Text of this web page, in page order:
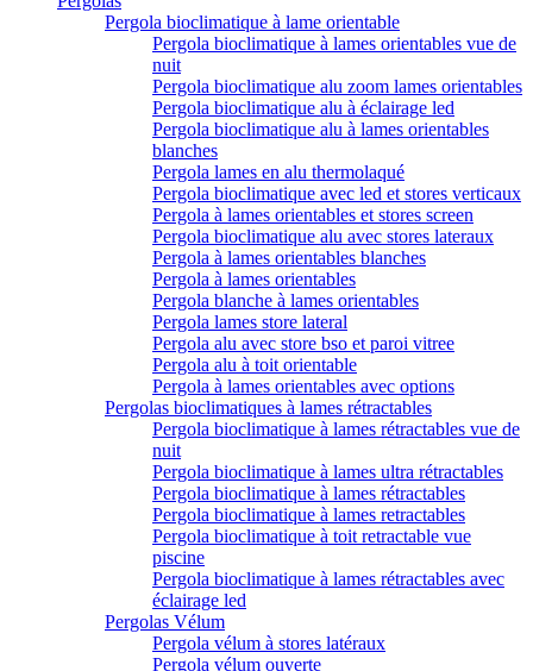
Pergola bioclimatique à lame orientable
Pergola bioclimatique à lames orientables vue de
nuit
Pergola bioclimatique alu zoom lames orientables
Pergola bioclimatique alu à éclairage led
Pergola bioclimatique alu à lames orientables
blanches
Pergola lames en alu thermolaqué
Pergola bioclimatique avec led et stores verticaux
Pergola à lames orientables et stores screen
Pergola bioclimatique alu avec stores lateraux
Pergola à lames orientables blanches
Pergola à lames orientables
Pergola blanche à lames orientables
Pergola lames store lateral
Pergola alu avec store bso et paroi vitree
Pergola alu à toit orientable
Pergola à lames orientables avec options
Pergolas bioclimatiques à lames rétractables
Pergola bioclimatique à lames rétractables vue de
nuit
Pergola bioclimatique à lames ultra rétractables
Pergola bioclimatique à lames rétractables
Pergola bioclimatique à lames retractables
Pergola bioclimatique à toit retractable vue
piscine
Pergola bioclimatique à lames rétractables avec
éclairage led
Pergolas Vélum
Pergola vélum à stores latéraux
Pergola vélum ouverte